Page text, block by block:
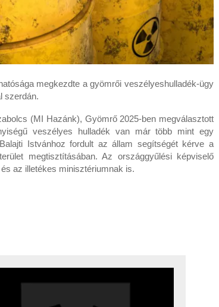
megkezdte a gyömrői veszélyeshulladék-ügy
szerdán.
(MI Hazánk), Gyömrő 2025-ben megválasztott
veszélyes hulladék van már több mint egy
Istvánhoz fordult az állam segítségét kérve a
megtisztításában. Az országgyűlési képviselő
az illetékes minisztériumnak is.